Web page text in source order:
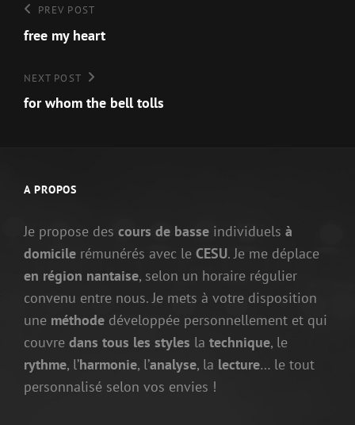
Navigation
de
l’article
Previous
Post
PREV POST
free my heart
Next
Post
NEXT POST
for whom the bell tolls
A PROPOS
Je propose des cours de basse individuels à
domicile rémunérés avec le CESU. Je me déplace
en région nantaise, selon un horaire régulier
convenu entre nous. Je mets à votre disposition
une méthode développée personnellement et qui
couvre dans tous les styles la technique, le
rythme, l’harmonie, l’analyse, la lecture… le tout
personnalisé selon vos envies !